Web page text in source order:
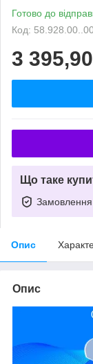
Готово до
Код:
3 395,90
Що таке
Замовлення
Опис
Опис